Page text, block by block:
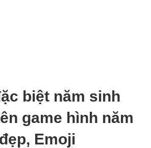
biệt năm sinh
game hình năm
Emoji